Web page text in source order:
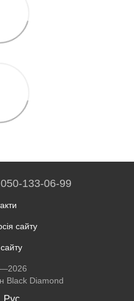
050-133-06-99
сайту
Black Diamond
Рус